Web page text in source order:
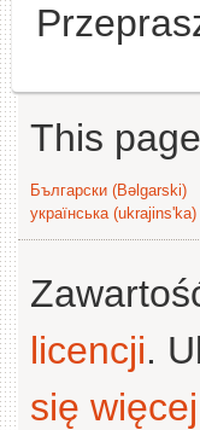
This
Български (Bəlgarski)
українська (ukrajins'ka)
licencji.
się